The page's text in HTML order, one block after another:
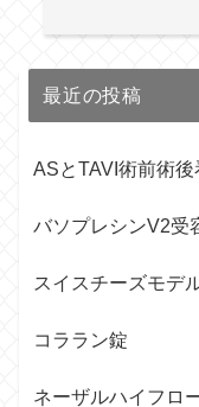
最近の投稿
ASとTAVI術前術後
バソプレシンV2受
スイスチーズモデ
コララン錠
ネーザルハイフロ